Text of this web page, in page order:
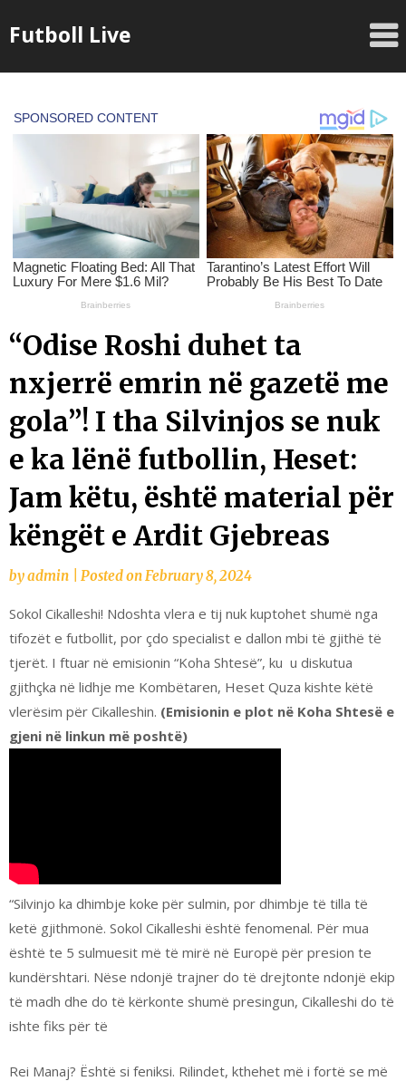
toFutboll Live
“Odise Roshi duhet ta
nxjerrë emrin në gazetë me
gola”! I tha Silvinjos se nuk
e ka lënë futbollin, Heset:
Jam këtu, është material për
këngët e Ardit Gjebreas
byadmin Posted onFebruary 8, 2024
Sokol Cikalleshi! Ndoshta vlera e tij nuk kuptohet shumë nga
tifozët e futbollit, por çdo specialist e dallon mbi të gjithë të
tjerët. I ftuar në emisionin “Koha Shtesë”, ku u diskutua
gjithçka në lidhje me Kombëtaren, Heset Quza kishte këtë
vlerësim për Cikalleshin. (Emisionin e plot në Koha Shtesë e
gjeni në linkun më poshtë)
“Silvinjo ka dhimbje koke për sulmin, por dhimbje të tilla të
ketë gjithmonë. Sokol Cikalleshi është fenomenal. Për mua
është te 5 sulmuesit më të mirë në Europë për presion te
kundërshtari. Nëse ndonjë trajner do të drejtonte ndonjë ekip
të madh dhe do të kërkonte shumë presingun, Cikalleshi do të
ishte fiks për të
Rei Manaj? Është si feniksi. Rilindet, kthehet më i fortë se më